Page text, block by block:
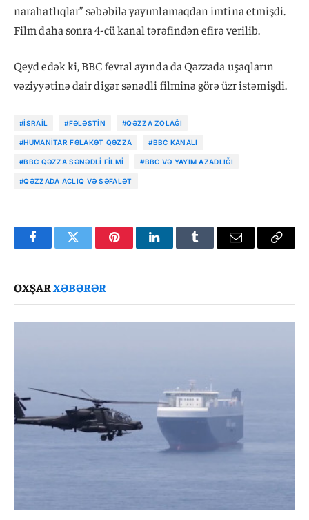
narahatlıqlar” səbəbilə yayımlamaqdan imtina etmişdi.
Film daha sonra 4-cü kanal tərəfindən efirə verilib.
Qeyd edək ki, BBC fevral ayında da Qəzzada uşaqların
vəziyyətinə dair digər sənədli filminə görə üzr istəmişdi.
#İSRAIL #FƏLƏSTIN #QƏZZA ZOLAĞI
#HUMANITAR FƏLAKƏT QƏZZA #BBC KANALI
#BBC QƏZZA SƏNƏDLI FILMI #BBC VƏ YAYIM AZADLIĞI
#QƏZZADA ACLIQ VƏ SƏFALƏT
FacebookTwitter PinterestLinkedInTumblr Email
Copy
OXŞARXƏBƏRƏR